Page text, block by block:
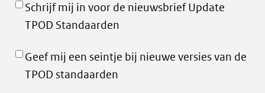
Schrijf mij in voor de nieuwsbrief Update
TPOD Standaarden
Geef mij een seintje bij nieuwe versies van de
TPOD standaarden